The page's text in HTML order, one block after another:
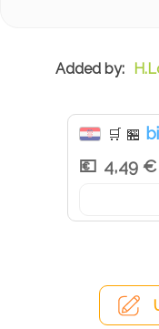
Proizvod sadrži
🛒 🏪
4,49 €